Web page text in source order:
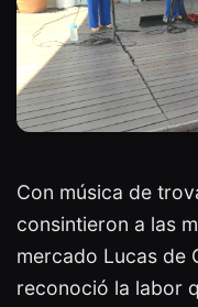
Con música de
consintieron a las
mercado Lucas de
reconoció la labor